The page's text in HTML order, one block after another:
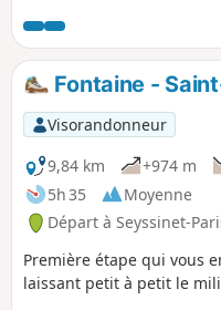
Fontaine -
Visorandonneur
9,84 km
+974 m
5h 35
Moyenne
Départ à Seyssinet-
Première étape qui vous
laissant petit à petit le